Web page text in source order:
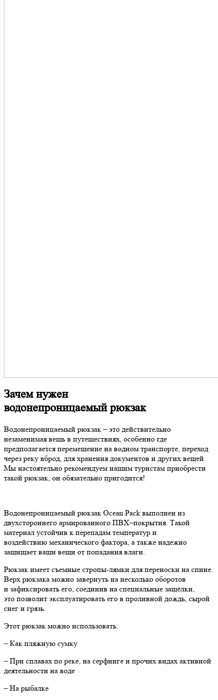
Зачем нужен
водонепроницаемый рюкзак
Водонепроницаемый рюкзак – это действительно
незаменимая вещь в путешествиях, особенно где
предполагается перемещение на водном транспорте, переход
через реку вброд, для хранения документов и других вещей.
Мы настоятельно рекомендуем нашим туристам приобрести
такой рюкзак, он обязательно пригодится!
Водонепроницаемый рюкзак Ocean Pack выполнен из
двухстороннего армированного ПВХ–покрытия. Такой
материал устойчив к перепадам температур и
воздействию механического фактора, а также надежно
защищает ваши вещи от попадания влаги.
Рюкзак имеет съемные стропы-лямки для переноски на спине.
Верх рюкзака можно завернуть на несколько оборотов
и зафиксировать его, соединив на специальные защёлки,
это позволит эксплуатировать его в проливной дождь, сырой
снег и грязь.
Этот рюкзак можно использовать:
– Как пляжную сумку
– При сплавах по реке, на серфинге и прочих видах активной
деятельности на воде
– На рыбалке